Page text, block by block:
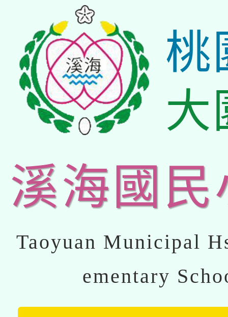
桃
大
溪海國民
Taoyuan Municipal
ementary